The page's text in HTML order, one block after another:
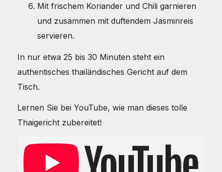
Mit frischem Koriander und Chili garnieren
und zusammen mit duftendem Jasminreis
servieren.
In nur etwa 25 bis 30 Minuten steht ein
authentisches thailändisches Gericht auf dem
Tisch.
Lernen Sie bei YouTube, wie man dieses tolle
Thaigericht zubereitet!